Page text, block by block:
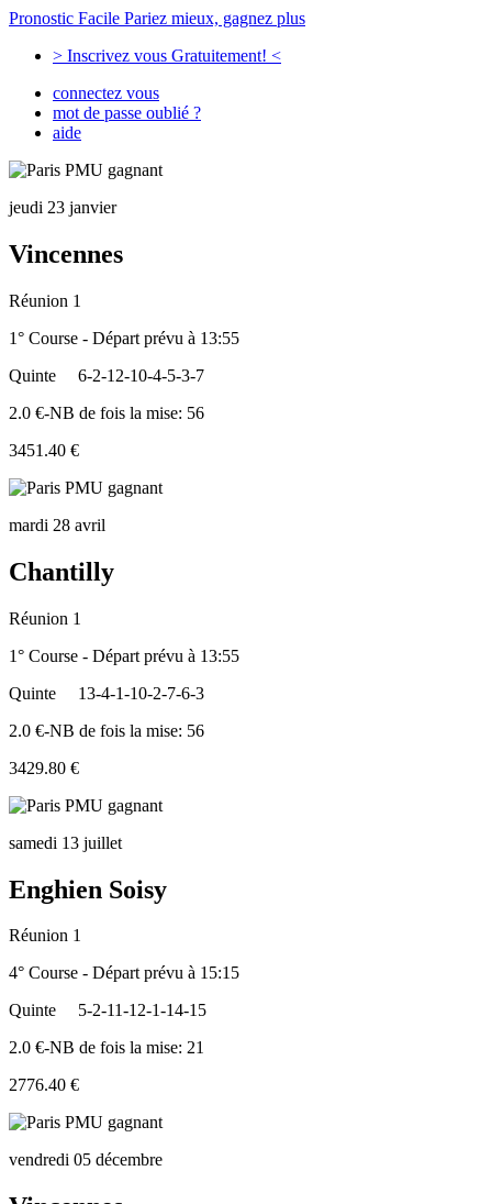
Pronostic Facile Pariez mieux, gagnez plus
> Inscrivez vous Gratuitement! <
connectez vous
mot de passe oublié ?
aide
jeudi 23 janvier
Vincennes
Réunion 1
1° Course - Départ prévu à 13:55
Quinte
6-2-12-10-4-5-3-7
2.0 €-NB de fois la mise: 56
3451.40 €
mardi 28 avril
Chantilly
Réunion 1
1° Course - Départ prévu à 13:55
Quinte
13-4-1-10-2-7-6-3
2.0 €-NB de fois la mise: 56
3429.80 €
samedi 13 juillet
Enghien Soisy
Réunion 1
4° Course - Départ prévu à 15:15
Quinte
5-2-11-12-1-14-15
2.0 €-NB de fois la mise: 21
2776.40 €
vendredi 05 décembre